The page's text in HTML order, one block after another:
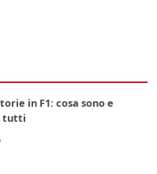
in F1: cosa sono e
tutti